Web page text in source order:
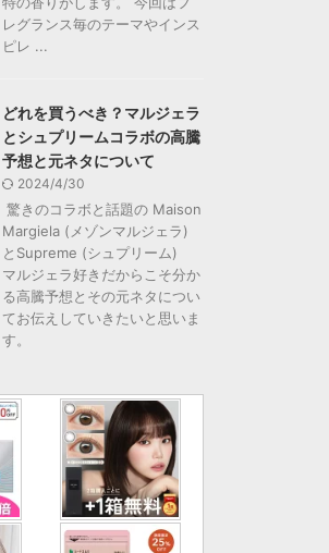
レグランス毎のテーマやインス
ピレ ...
どれを買うべき？マルジェラ
とシュプリームコラボの高騰
予想と元ネタについて
2024/4/30
驚きのコラボと話題の Maison
Margiela (メゾンマルジェラ)
とSupreme (シュプリーム)
マルジェラ好きだからこそ分か
る高騰予想とその元ネタについ
てお伝えしていきたいと思いま
す。